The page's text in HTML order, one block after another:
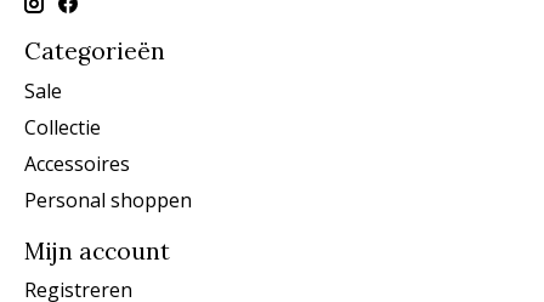
Categorieën
Sale
Collectie
Accessoires
Personal shoppen
Mijn account
Registreren